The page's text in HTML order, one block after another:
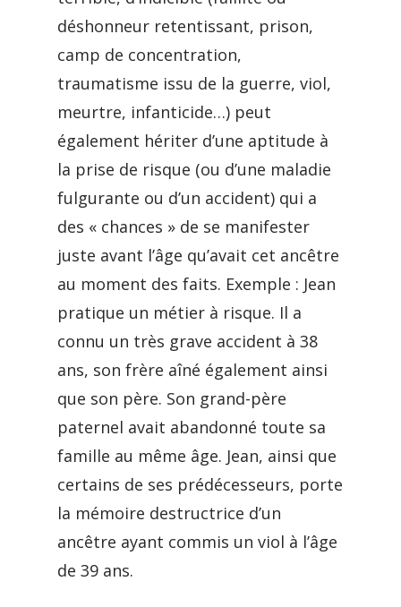
déshonneur retentissant, prison,
camp de concentration,
traumatisme issu de la guerre, viol,
meurtre, infanticide…) peut
également hériter d’une aptitude à
la prise de risque (ou d’une maladie
fulgurante ou d’un accident) qui a
des « chances » de se manifester
juste avant l’âge qu’avait cet ancêtre
au moment des faits. Exemple : Jean
pratique un métier à risque. Il a
connu un très grave accident à 38
ans, son frère aîné également ainsi
que son père. Son grand-père
paternel avait abandonné toute sa
famille au même âge. Jean, ainsi que
certains de ses prédécesseurs, porte
la mémoire destructrice d’un
ancêtre ayant commis un viol à l’âge
de 39 ans.